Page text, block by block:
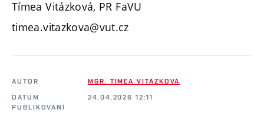
Tímea Vitázková, PR FaVU
timea.vitazkova@vut.cz
AUTOR
MGR. TÍMEA VITÁZKOVÁ
DATUM
PUBLIKOVÁNÍ
24.04.2026 12:11